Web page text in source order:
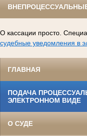
О кассации просто.
судебные уведомления в
ГЛАВНАЯ
ПОДАЧА
ЭЛЕКТРОННОМ ВИДЕ
О СУДЕ